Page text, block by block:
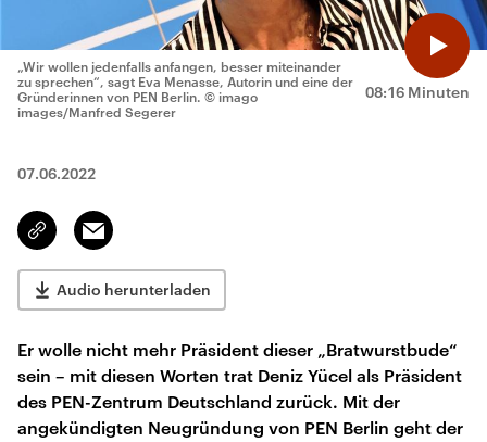
08:16 Minuten
„Wir wollen jedenfalls anfangen, besser miteinander
zu sprechen“, sagt Eva Menasse, Autorin und eine der
Gründerinnen von PEN Berlin. © imago
images/Manfred Segerer
07.06.2022
Link
kopieren/teilen
Email
Audio herunterladen
Er wolle nicht mehr Präsident dieser „Bratwurstbude“
sein – mit diesen Worten trat Deniz Yücel als Präsident
des PEN-Zentrum Deutschland zurück. Mit der
angekündigten Neugründung von PEN Berlin geht der